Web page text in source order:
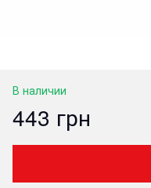
В наличии
443 грн